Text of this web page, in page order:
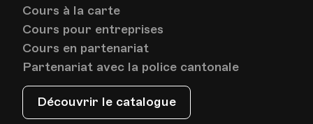
Cours à la carte
Cours pour entreprises
Cours en partenariat
Partenariat avec la police cantonale
Découvrir le catalogue